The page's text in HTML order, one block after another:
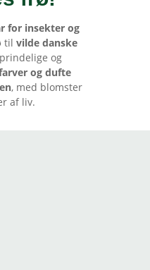
for insekter og
til vilde danske
og
og dufte
, med blomster
af liv.